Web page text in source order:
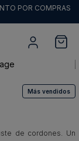
POR COMPRAS
Más vendidos
de cordones. Un